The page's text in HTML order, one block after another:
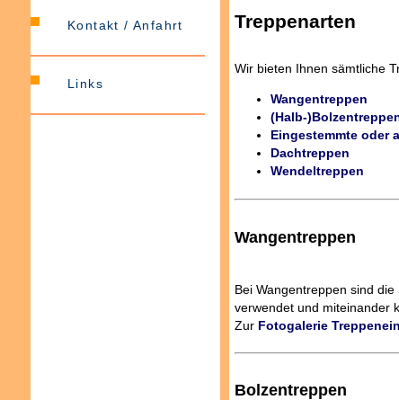
Kontakt / Anfahrt
Links
Treppenarten
Wir bieten Ihnen sämtliche
Wangentreppen
(Halb-
Eingestemmte oder
Dachtreppen
Wendeltreppen
Wangentreppen
Bei Wangentreppen sind
verwendet und miteinander
Zur Fotogalerie
Bolzentreppen